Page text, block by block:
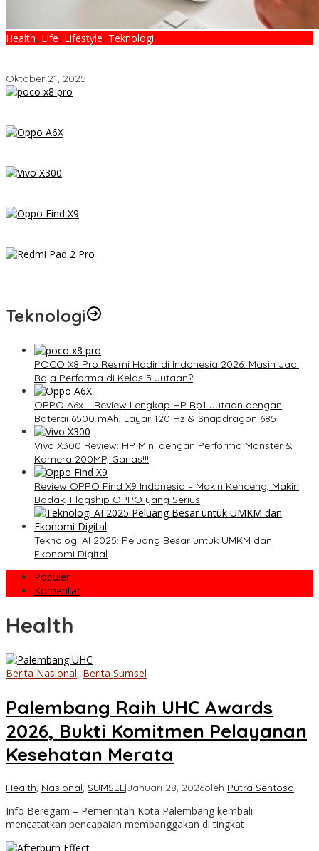
Health, Life, Lifestyle, Teknologi
Oktober 21, 2025
Teknologi
POCO X8 Pro Resmi Hadir di Indonesia 2026: Masih Jadi
Raja Performa di Kelas 5 Jutaan?
OPPO A6x – Review Lengkap HP Rp1 Jutaan dengan
Baterai 6500 mAh, Layar 120 Hz & Snapdragon 685
Vivo X300 Review: HP Mini dengan Performa Monster &
Kamera 200MP, Ganas!!!
Review OPPO Find X9 Indonesia – Makin Kenceng, Makin
Badak, Flagship OPPO yang Serius
Teknologi AI 2025: Peluang Besar untuk UMKM dan
Ekonomi Digital
Populer
Komentar
Health
Berita Nasional, Berita Sumsel
Palembang Raih UHC Awards
2026, Bukti Komitmen Pelayanan
Kesehatan Merata
Health, Nasional, SUMSEL|Januari 28, 2026oleh Putra Sentosa
Info Beregam – Pemerintah Kota Palembang kembali
mencatatkan pencapaian membanggakan di tingkat